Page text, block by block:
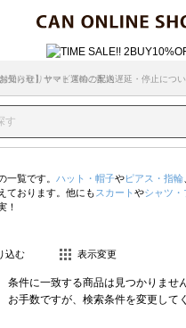
知らせ】ヤマト運輸の配送遅延・停止につ
受け取りサービスのご案内
一覧です。 ハット・帽子やピアス・指輪
ております。他にも スカート やシャツ・
！
込む 表示変更
条件に一致する商品は見つかりませ
お手数ですが、検索条件を変更して